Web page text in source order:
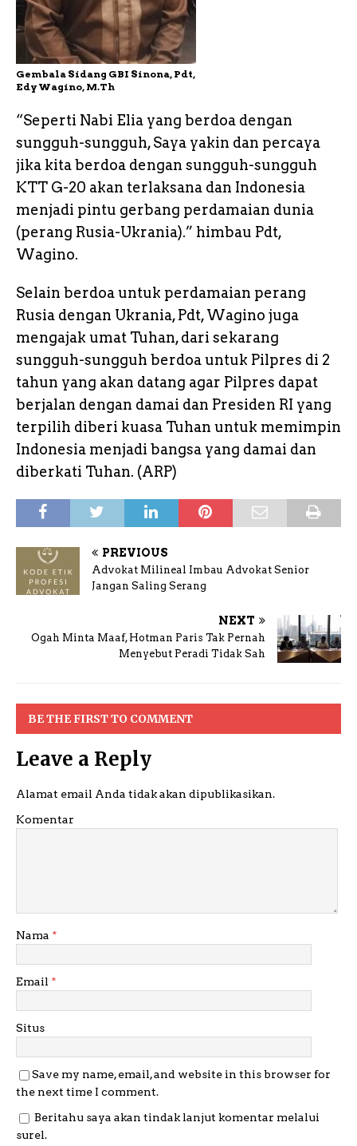
Gembala Sidang GBI Sinona, Pdt,
Edy Wagino, M.Th
“Seperti Nabi Elia yang berdoa dengan
sungguh-sungguh, Saya yakin dan percaya
jika kita berdoa dengan sungguh-sungguh
KTT G-20 akan terlaksana dan Indonesia
menjadi pintu gerbang perdamaian dunia
(perang Rusia-Ukrania).” himbau Pdt,
Wagino.
Selain berdoa untuk perdamaian perang
Rusia dengan Ukrania, Pdt, Wagino juga
mengajak umat Tuhan, dari sekarang
sungguh-sungguh berdoa untuk Pilpres di 2
tahun yang akan datang agar Pilpres dapat
berjalan dengan damai dan Presiden RI yang
terpilih diberi kuasa Tuhan untuk memimpin
Indonesia menjadi bangsa yang damai dan
diberkati Tuhan. (ARP)
PREVIOUS
Advokat Milineal Imbau Advokat Senior
Jangan Saling Serang
NEXT
Ogah Minta Maaf, Hotman Paris Tak Pernah
Menyebut Peradi Tidak Sah
BE THE FIRST TO COMMENT
Leave a Reply
Alamat email Anda tidak akan dipublikasikan.
Komentar
Nama *
Email *
Situs
Save my name, email, and website in this browser for
the next time I comment.
Beritahu saya akan tindak lanjut komentar melalui
surel.